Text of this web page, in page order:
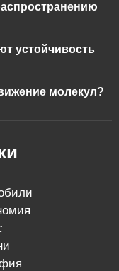
устойчивость
молекул?